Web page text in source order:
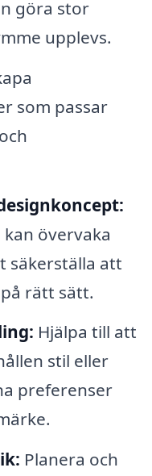
göra stor
upplevs.
som passar
övervaka
säkerställa att
rätt sätt.
Hjälpa till att
stil eller
preferenser
Planera och